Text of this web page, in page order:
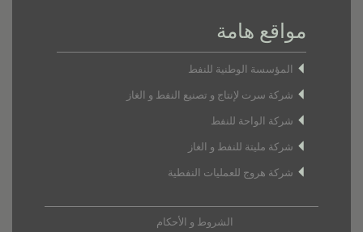
مواقع هامة
المؤسسة الوطنية للنفط
شركة سرت لإنتاج و تصنيع النفط و الغاز
شركة الواحة للنفط
شركة مليتة للنفط و الغاز
شركة هروج للعمليات النفطية
الشروط و الأحكام